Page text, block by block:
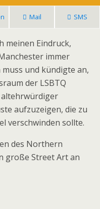
Mail SMS
meinen Eindruck,
immer
und kündigte an,
der LSBTQ
aufzuzeigen, die zu
verschwinden sollte.
des Northern
große Street Art an